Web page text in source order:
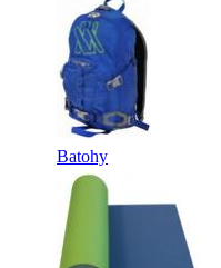
Batohy